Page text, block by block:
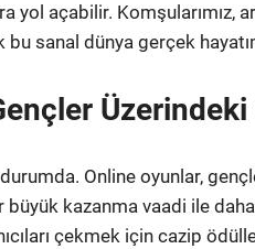
yol açabilir. Komşularımız,
sanal dünya gerçek
Online oyunlar,
kazanma vaadi ile
çekmek için cazip